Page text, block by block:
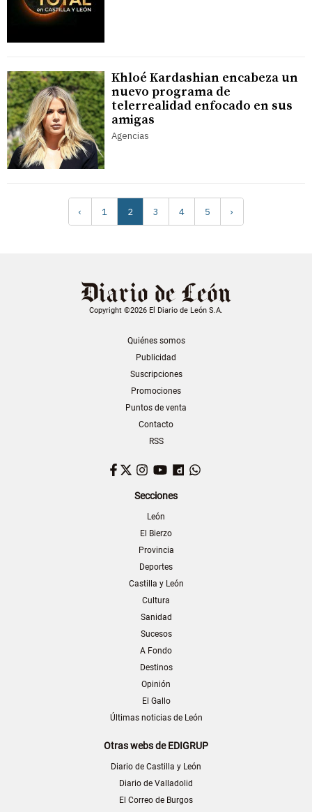
Khloé Kardashian encabeza un
nuevo programa de
telerrealidad enfocado en sus
amigas
Agencias
‹ 1 2 3 4 5 ›
Copyright ©2026 El Diario de León S.A.
Quiénes somos
Publicidad
Suscripciones
Promociones
Puntos de venta
Contacto
RSS
Facebook
TwitterInstagram
YouTubeDailymotion
Secciones
León
El Bierzo
Provincia
Deportes
Castilla y León
Cultura
Sanidad
Sucesos
A Fondo
Destinos
Opinión
El Gallo
Últimas noticias de León
Otras webs de EDIGRUP
Diario de Castilla y León
Diario de Valladolid
El Correo de Burgos